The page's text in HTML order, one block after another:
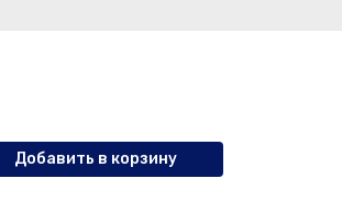
Добавить в корзину